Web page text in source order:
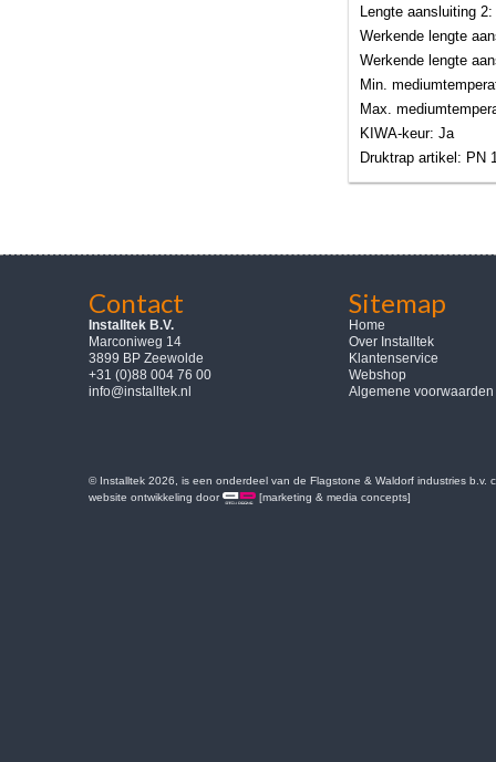
Lengte aansluiting
Werkende lengte
Werkende lengte
Min.
Max.
KIWA-keur: Ja
Druktrap artikel: PN
Contact
Installtek B.V.
Marconiweg 14
3899 BP Zeewolde
+31 (0)88 004 76 00
info@installtek.nl
Sitemap
Home
Over Installtek
Klantenservice
Webshop
Algemene voorwaarden
© Installtek 2026, is een onderdeel van de Flagstone & Waldorf industries b.v.
website ontwikkeling door
[marketing & media concepts]